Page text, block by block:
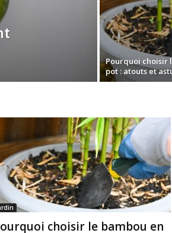
Pourquoi choisir
pot : atouts et
choisir le bambou en